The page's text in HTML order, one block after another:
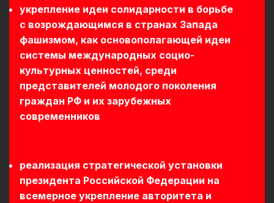
укрепление идеи солидарности в борьбе
с возрождающимся в странах Запада
фашизмом, как основополагающей идеи
системы международных социо-
культурных ценностей, среди
представителей молодого поколения
граждан РФ и их зарубежных
современников
реализация стратегической установки
президента Российской Федерации на
всемерное укрепление авторитета и